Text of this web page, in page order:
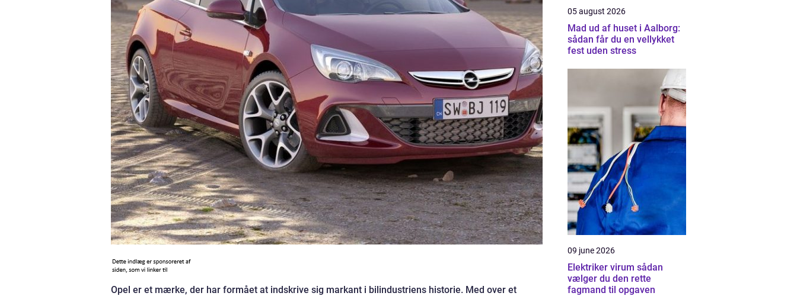
Opel er et mærke, der har formået at indskrive sig markant i bilindustriens historie. Med over et
05 august 2026
Mad ud af huset i Aalborg:
sådan får du en vellykket
fest uden stress
09 june 2026
Elektriker virum sådan
vælger du den rette
fagmand til opgaven